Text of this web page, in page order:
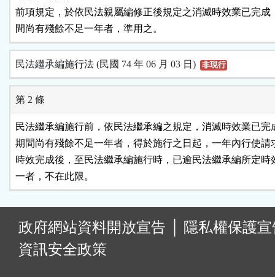
前項規定，於依民法親屬編修正後規定之消滅時效業已完成
間尚有殘餘不足一年者，準用之。
民法繼承編施行法 (民國 74 年 06 月 03 日) 非現行
第 2 條
民法繼承編施行前，依民法繼承編之規定，消滅時效業已完
期間尚有殘餘不足一年者，得於施行之日起，一年內行使請
時效完成後，至民法繼承編施行時，已逾民法繼承編所定時
政府網站資料開放宣告
隱私權保護
資訊安全政策